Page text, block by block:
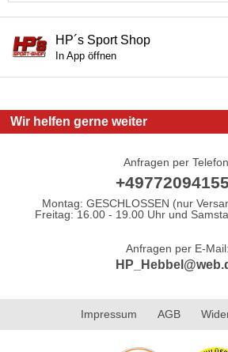
HP´s Sport Shop
In App öffnen
Wir helfen gerne weiter
Anfragen per
Montag: GESCHLOSSEN (nur
Freitag: 16.00 - 19.00 Uhr und
Anfragen per E-Mail:
Impressum AGB